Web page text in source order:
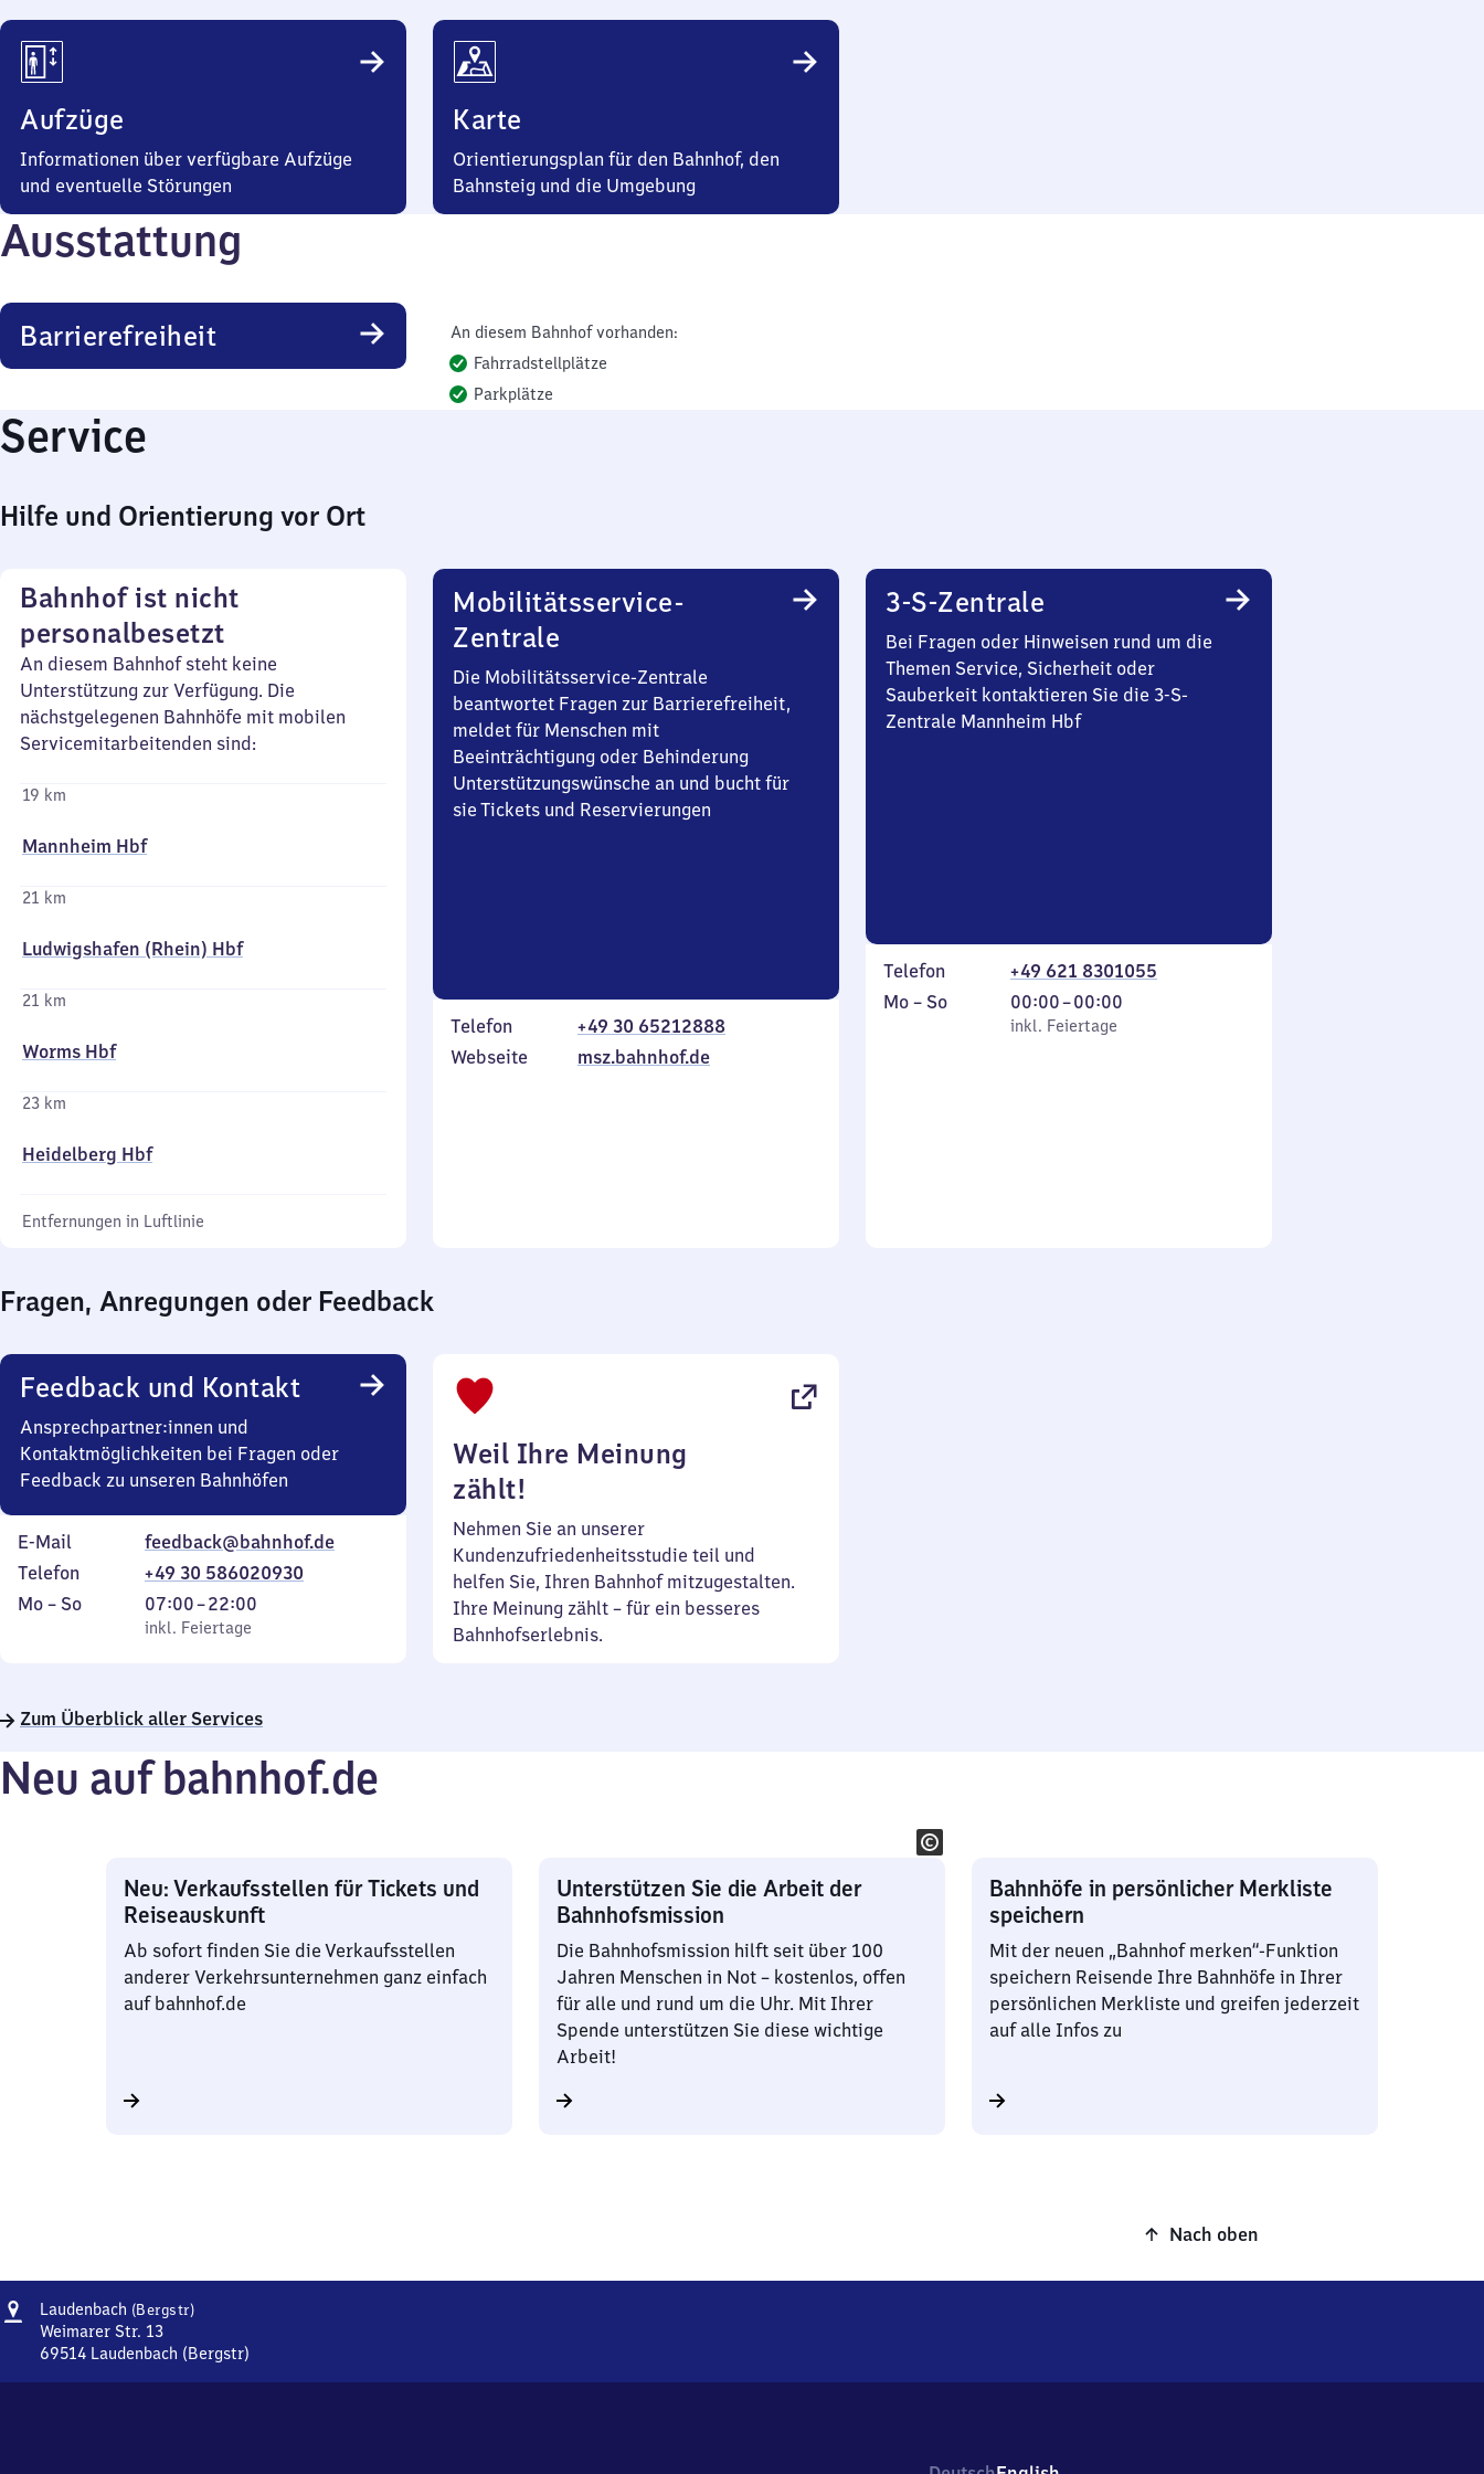
Aufzüge
Informationen über verfügbare Aufzüge
und eventuelle Störungen
Karte
Orientierungsplan für den Bahnhof, den
Bahnsteig und die Umgebung
Ausstattung
Barrierefreiheit
An diesem Bahnhof vorhanden:
Fahrradstellplätze
Parkplätze
Service
Hilfe und Orientierung vor Ort
Bahnhof ist nicht
personalbesetzt
An diesem Bahnhof steht keine
Unterstützung zur Verfügung. Die
nächstgelegenen Bahnhöfe mit mobilen
Servicemitarbeitenden sind:
19 km
Mannheim Hbf
21 km
Ludwigshafen (Rhein) Hbf
21 km
Worms Hbf
23 km
Heidelberg Hbf
Entfernungen in Luftlinie
Mobilitätsservice-
Zentrale
Die Mobilitätsservice-Zentrale
beantwortet Fragen zur Barrierefreiheit,
meldet für Menschen mit
Beeinträchtigung oder Behinderung
Unterstützungswünsche an und bucht für
sie Tickets und Reservierungen
Telefon
+49 30 65212888
Webseite
msz.bahnhof.de
3-S-Zentrale
Bei Fragen oder Hinweisen rund um die
Themen Service, Sicherheit oder
Sauberkeit kontaktieren Sie die 3-S-
Zentrale Mannheim Hbf
Telefon
+49 621 8301055
Montag
Mo – So,
inkl. Feiertage
00:00–00:00
Von
0
inkl. Feiertage
Fragen, Anregungen oder Feedback
Feedback und Kontakt
Ansprechpartner:innen und
Kontaktmöglichkeiten bei Fragen oder
Feedback zu unseren Bahnhöfen
E-Mail
feedback@bahnhof.de
Telefon
+49 30 586020930
Montag
Mo – So,
inkl. Feiertage
07:00–22:00
Von
7
22
inkl. Feiertage
Weil Ihre Meinung
zählt!
Nehmen Sie an unserer
Kundenzufriedenheitsstudie teil und
helfen Sie, Ihren Bahnhof mitzugestalten.
Ihre Meinung zählt – für ein besseres
Bahnhofserlebnis.
Zum Überblick aller Services
Neu auf bahnhof.de
Neu: Verkaufsstellen für Tickets und
Reiseauskunft
Ab sofort finden Sie die Verkaufsstellen
anderer Verkehrsunternehmen ganz einfach
auf bahnhof.de
Unterstützen Sie die Arbeit der
Bahnhofsmission
Die Bahnhofsmission hilft seit über 100
Jahren Menschen in Not – kostenlos, offen
für alle und rund um die Uhr. Mit Ihrer
Spende unterstützen Sie diese wichtige
Arbeit!
Bahnhöfe in persönlicher Merkliste
speichern
Mit der neuen „Bahnhof merken“-Funktion
speichern Reisende Ihre Bahnhöfe in Ihrer
persönlichen Merkliste und greifen jederzeit
auf alle Infos zu
Nach oben
Adresse
Laudenbach (Bergstr)Laudenbach
Weimarer Str. 13
69514 Laudenbach (Bergstr)